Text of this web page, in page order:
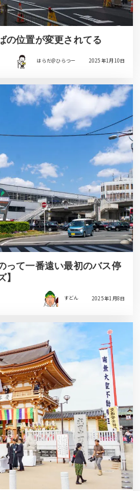
の位置が変更されてる
はらだ＠ひらつー 2025年1月10日
って一番遠い最初のバス停
】
すどん 2025年1月8日